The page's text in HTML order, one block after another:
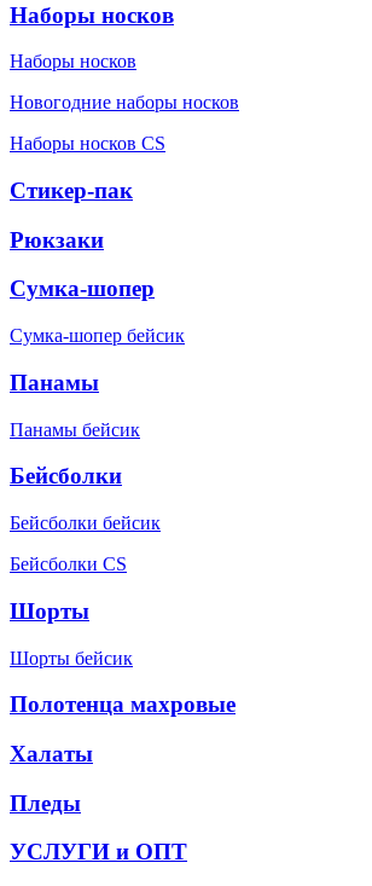
Наборы носков
Наборы носков
Новогодние наборы носков
Наборы носков CS
Стикер-пак
Рюкзаки
Сумка-шопер
Сумка-шопер бейсик
Панамы
Панамы бейсик
Бейсболки
Бейсболки бейсик
Бейсболки CS
Шорты
Шорты бейсик
Полотенца махровые
Халаты
Пледы
УСЛУГИ и ОПТ